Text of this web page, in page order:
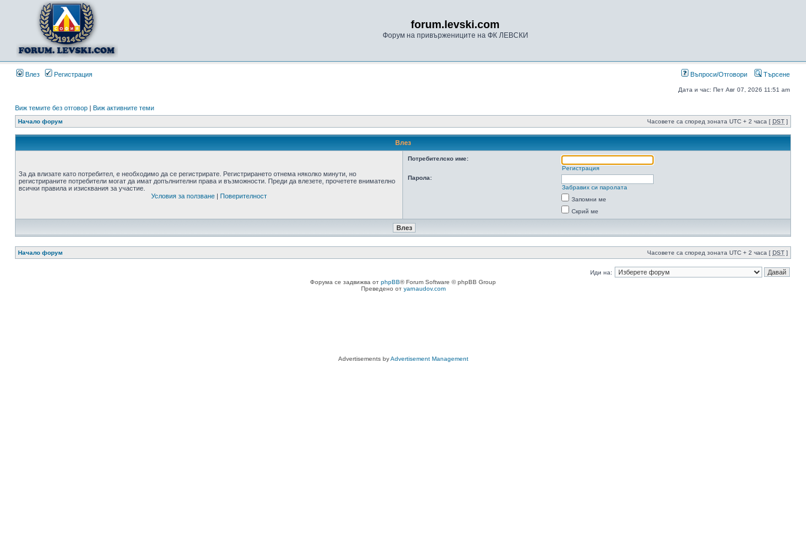
forum.levski.com
Форум на привържениците на ФК ЛЕВСКИ
Влез Регистрация Въпроси/Отговори Търсене
Дата и час: Пет Авг 07, 2026 11:51 am
Виж темите без отговор | Виж активните теми
Начало форум Часовете са според зоната UTC + 2 часа [ DST ]
Влез
За да влизате като потребител, е необходимо да се регистрирате. Регистрирането отнема няколко минути, но
регистрираните потребители могат да имат допълнителни права и възможности. Преди да влезете, прочетете внимателно
всички правила и изисквания за участие.
Условия за ползване | Поверителност
Потребителско име:
Регистрация
Парола:
Забравих си паролата
Запомни ме
Скрий ме
Начало форум Часовете са според зоната UTC + 2 часа [ DST ]
Иди на:
Форума се задвижва от phpBB® Forum Software © phpBB Group
Преведено от yarnaudov.com
Advertisements byAdvertisement Management